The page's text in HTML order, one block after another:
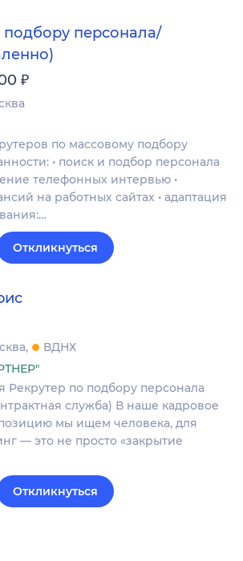
персонала/
₽
по массовому подбору
• поиск и подбор персонала
телефонных интервью •
на работных сайтах • адаптация
Откликнуться
ВДНХ
Рекрутер по подбору персонала
служба) В наше кадровое
позицию мы ищем человека, для
— это не просто «закрытие
Откликнуться